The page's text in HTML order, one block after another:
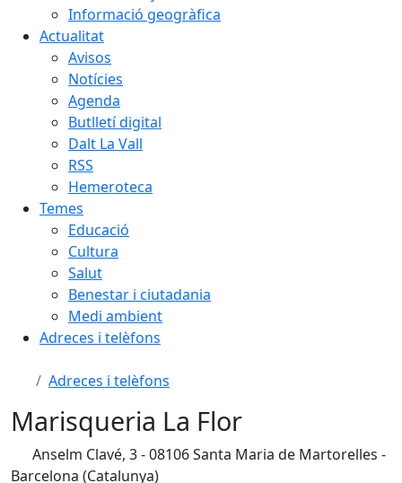
Informació geogràfica
Actualitat
Avisos
Notícies
Agenda
Butlletí digital
Dalt La Vall
RSS
Hemeroteca
Temes
Educació
Cultura
Salut
Benestar i ciutadania
Medi ambient
Adreces i telèfons
Adreces i telèfons
Marisqueria La Flor
Anselm Clavé, 3 - 08106 Santa Maria de Martorelles -
Barcelona (Catalunya)